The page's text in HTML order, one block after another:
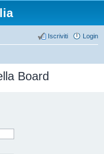
Login
Iscriviti
Board